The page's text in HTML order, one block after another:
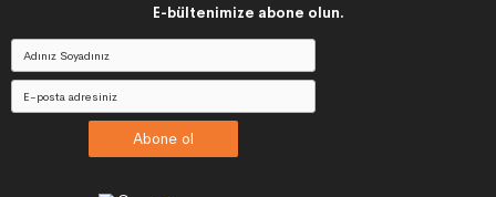
E-bültenimize abone olun.
Abone ol